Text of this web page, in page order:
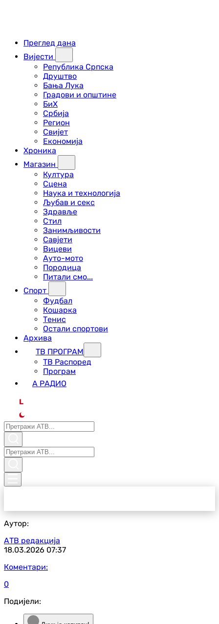
Преглед дана
Вијести
Република Српска
Друштво
Бања Лука
Градови и општине
БиХ
Србија
Регион
Свијет
Економија
Хроника
Магазин
Култура
Сцена
Наука и технологија
Љубав и секс
Здравље
Стил
Занимљивости
Савјети
Вицеви
Ауто-мото
Породица
Питали смо...
Спорт
Фудбал
Кошарка
Тенис
Остали спортови
Архива
ТВ ПРОГРАМ
ТВ Распоред
Програм
А РАДИО
L
Аутор:
АТВ редакција
18.03.2026 07:37
Коментари:
0
Подијели: